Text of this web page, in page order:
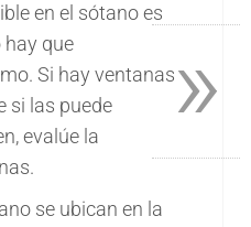
en el sótano es
hay que
Si hay ventanas
si las puede
evalúe la
se ubican en la
»